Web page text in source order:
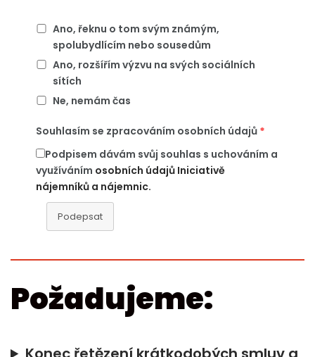
Ano, řeknu o tom svým známým,
spolubydlícím nebo sousedům
Ano, rozšířím výzvu na svých sociálních
sítích
Ne, nemám čas
Souhlasím se zpracováním osobních údajů *
Podpisem dávám svůj souhlas s uchováním a
využíváním osobních údajů Iniciativě
nájemníků a nájemnic.
Podepsat
Požadujeme: